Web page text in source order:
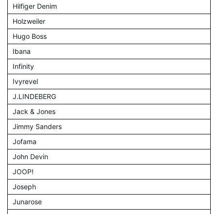
Hilfiger Denim
Holzweiler
Hugo Boss
Ibana
Infinity
Ivyrevel
J.LINDEBERG
Jack & Jones
Jimmy Sanders
Jofama
John Devin
JOOP!
Joseph
Junarose